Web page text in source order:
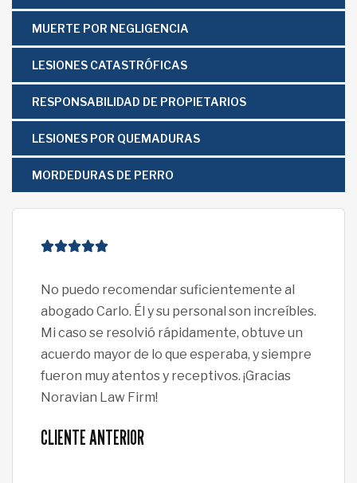
MUERTE POR NEGLIGENCIA
LESIONES CATASTRÓFICAS
RESPONSABILIDAD DE PROPIETARIOS
LESIONES POR QUEMADURAS
MORDEDURAS DE PERRO
No puedo recomendar suficientemente al
abogado Carlo. Él y su personal son increíbles.
Mi caso se resolvió rápidamente, obtuve un
acuerdo mayor de lo que esperaba, y siempre
fueron muy atentos y receptivos. ¡Gracias
Noravian Law Firm!
CLIENTE ANTERIOR